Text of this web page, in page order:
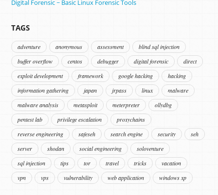
Digital Forensic ~ Basic Linux Forensic Tools
TAGS
adventure anonymous assessment
blind sql injection
buffer overflow
centos debugger digital forensic
direct
exploit development
framework google hacking
hacking
information gathering
japan jrpass linux
malware
malware analysis
metasploit meterpreter
ollydbg
pentest lab
privilege escalation
proxychains
reverse engineering
safeseh search engine security
seh
server
shodan social engineering
soloventure
sql injection
tips tor travel tricks
vacation
vpn
vps vulnerability web application windows xp